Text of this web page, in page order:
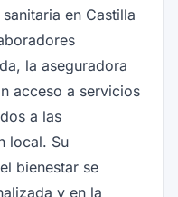
en Castilla
la aseguradora
acceso a servicios
a las
local. Su
bienestar se
y en la